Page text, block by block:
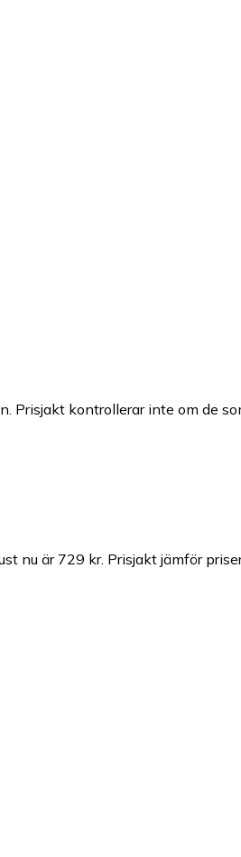
Prisjakt kontrollerar inte om de
nu är 729 kr. Prisjakt jämför